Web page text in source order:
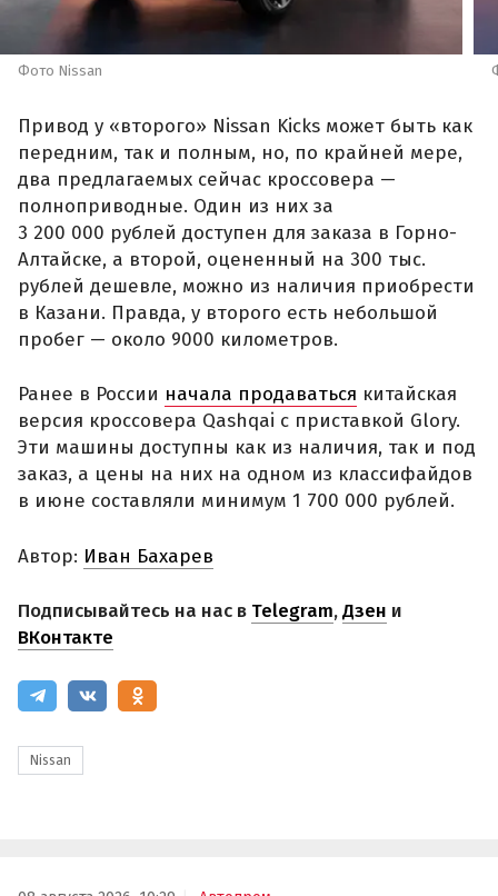
Фото Nissan
Привод у «второго» Nissan Kicks может быть как
передним, так и полным, но, по крайней мере,
два предлагаемых сейчас кроссовера —
полноприводные. Один из них за
3 200 000 рублей доступен для заказа в Горно-
Алтайске, а второй, оцененный на 300 тыс.
рублей дешевле, можно из наличия приобрести
в Казани. Правда, у второго есть небольшой
пробег — около 9000 километров.
Ранее в России начала продаваться китайская
версия кроссовера Qashqai с приставкой Glory.
Эти машины доступны как из наличия, так и под
заказ, а цены на них на одном из классифайдов
в июне составляли минимум 1 700 000 рублей.
Автор: Иван Бахарев
Подписывайтесь на нас в Telegram,Дзен и
ВКонтакте
Nissan